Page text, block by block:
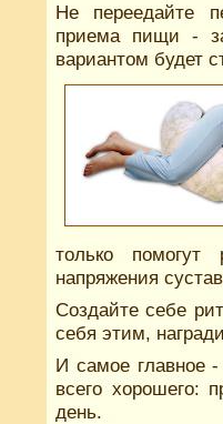
Не переедайте
приема пищи -
вариантом будет
только
напряжения
Создайте себе
себя этим,
И самое главное
всего хорошего:
день.